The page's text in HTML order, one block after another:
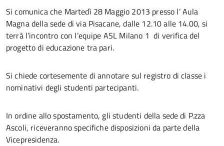
Si comunica che Martedì 28 Maggio 2013 presso l’ Aula
Magna della sede di via Pisacane, dalle 12.10 alle 14.00, si
terrà l’incontro con l’equipe ASL Milano 1 di verifica del
progetto di educazione tra pari.
Si chiede cortesemente di annotare sul registro di classe i
nominativi degli studenti partecipanti.
In ordine allo spostamento, gli studenti della sede di P.zza
Ascoli, riceveranno specifiche disposizioni da parte della
Vicepresidenza.